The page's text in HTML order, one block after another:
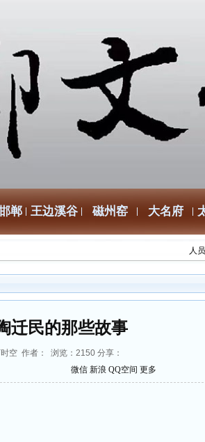
郸 王边溪谷 磁州窑 大名府
人
迁民的那些故事
空 作者： 浏览： 2150 分享：
微信 新浪 QQ空间 更多